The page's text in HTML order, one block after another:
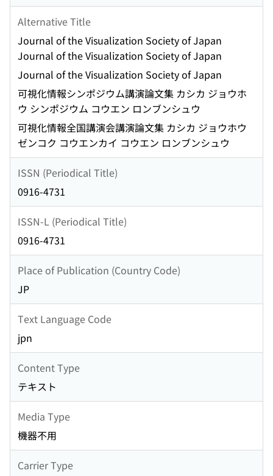
Alternative Title
Journal of the Visualization Society of Japan
Journal of the Visualization Society of Japan
Journal of the Visualization Society of Japan
可視化情報シンポジウム講演論文集 カシカ ジョウホ
ウ シンポジウム コウエン ロンブンシュウ
可視化情報全国講演会講演論文集 カシカ ジョウホウ
ゼンコク コウエンカイ コウエン ロンブンシュウ
ISSN (Periodical Title)
0916-4731
ISSN-L (Periodical Title)
0916-4731
Place of Publication (Country Code)
JP
Text Language Code
jpn
Content Type
テキスト
Media Type
機器不用
Carrier Type